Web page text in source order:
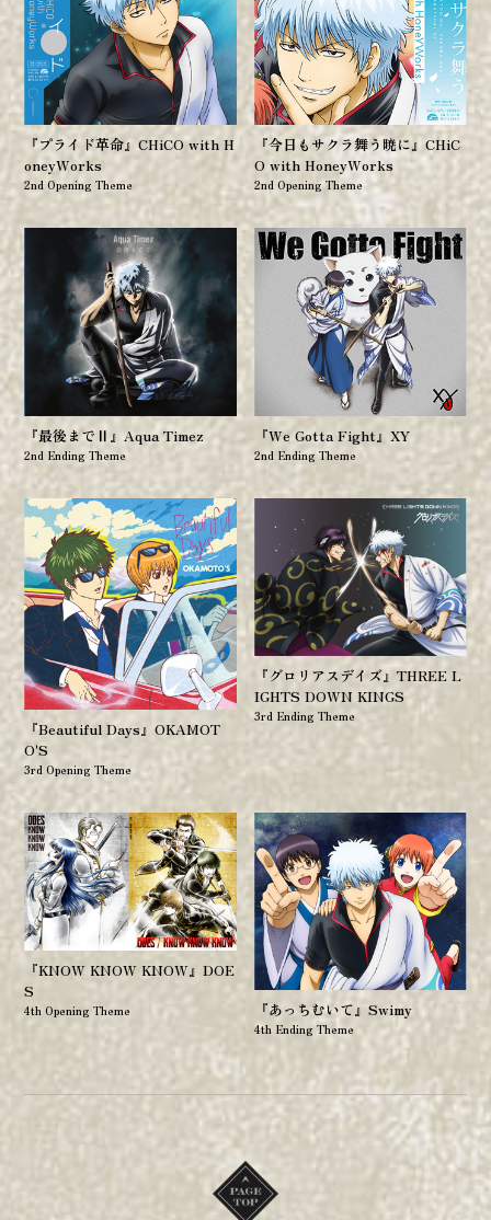
『プライド革命』CHiCO with H
oneyWorks
2nd Opening Theme
『今日もサクラ舞う暁に』CHiC
O with HoneyWorks
2nd Opening Theme
『最後までⅡ』Aqua Timez
2nd Ending Theme
『We Gotta Fight』XY
2nd Ending Theme
『Beautiful Days』OKAMOT
O'S
3rd Opening Theme
『グロリアスデイズ』THREE L
IGHTS DOWN KINGS
3rd Ending Theme
『KNOW KNOW KNOW』DOE
S
4th Opening Theme 『あっちむいて』Swimy
4th Ending Theme